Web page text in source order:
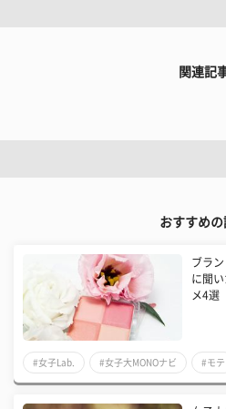
関連記
おすすめの
ブラ
に聞
メ4選
#女子Lab. #女子大MONOナビ #モテ